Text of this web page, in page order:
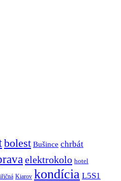
bolest Bušince chrbát
elektrokolo hotel
Kiarov kondícia L5S1